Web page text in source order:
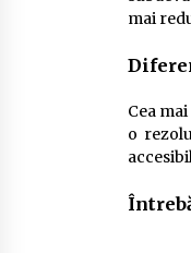
mai
Cea
o